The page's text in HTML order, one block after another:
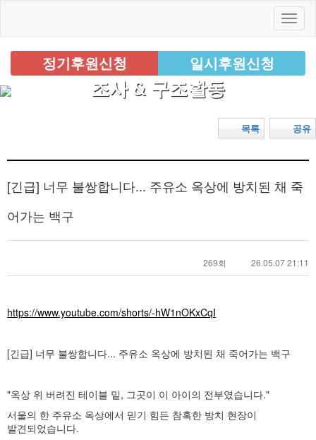
정기후원신청 일시후원신청
조사 & 구조활동
공유
목록
[긴급] 너무 불쌍합니다... 주유소 옥상에 방치된 채 죽
어가는 백구
269회 26.05.07 21:11
https://www.youtube.com/shorts/-hW1nOKxCqI
[긴급] 너무 불쌍합니다... 주유소 옥상에 방치된 채 죽어가는 백구
"옥상 위 버려진 테이블 밑, 그곳이 이 아이의 전부였습니다."
서울의 한 주유소 옥상에서 믿기 힘든 참혹한 방치 현장이
발견되었습니다.